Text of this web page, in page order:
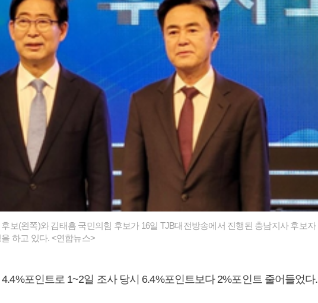
보(왼쪽)와 김태흠 국민의힘 후보가 16일 TJB대전방송에서 진행된 충남지사 후보자
하고 있다. <연합뉴스>
포인트로 1~2일 조사 당시 6.4%포인트보다 2%포인트 줄어들었다.